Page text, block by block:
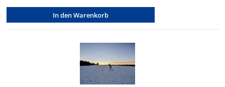
In den Warenkorb